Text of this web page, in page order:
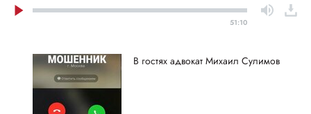
51:10
В гостях адвокат Михаил Сулимов